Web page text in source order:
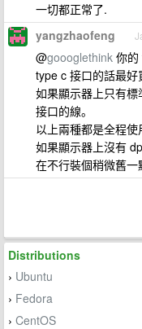
一切都正常了.
yangzhaofeng
@goooglethink 你的
type c 接口的話最好
如果顯示器上只有
接口的線。
以上兩種都是全程使
如果顯示器上沒有
在不行裝個稍微舊一
Distributions
› Ubuntu
› Fedora
› CentOS